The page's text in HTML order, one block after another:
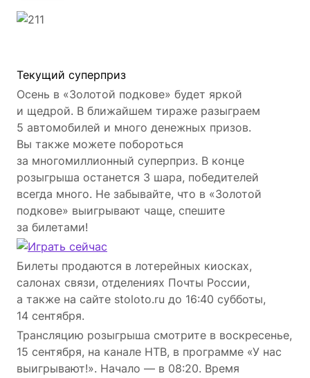
Текущий суперприз
Осень в «Золотой подкове» будет яркой
и щедрой. В ближайшем тираже разыграем
5 автомобилей и много денежных призов.
Вы также можете побороться
за многомиллионный суперприз. В конце
розыгрыша останется 3 шара, победителей
всегда много. Не забывайте, что в «Золотой
подкове» выигрывают чаще, спешите
за билетами!
Билеты продаются в лотерейных киосках,
салонах связи, отделениях Почты России,
а также на сайте stoloto.ru до 16:40 субботы,
14 сентября.
Трансляцию розыгрыша смотрите в воскресенье,
15 сентября, на канале НТВ, в программе «У нас
выигрывают!». Начало — в 08:20. Время